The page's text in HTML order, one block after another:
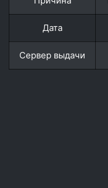
Дата
Сервер выдачи